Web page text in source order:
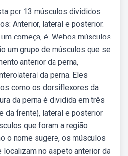
por 13 músculos divididos
Anterior, lateral e posterior.
começa, é. Webos músculos
um grupo de músculos que se
anterior da perna,
da perna. Eles
como os dorsiflexores da
da perna é dividida em três
da frente), lateral e posterior
que foram a região
o nome sugere, os músculos
localizam no aspeto anterior da